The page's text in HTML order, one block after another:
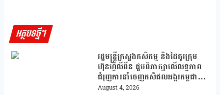
អត្ថបទថ្មីៗ
រដ្ឋមន្រ្តីក្រសួងកសិកម្ម និងដៃគូរក្រុម
ហ៊ុនហ្វីលីពីន ជួបពិភាក្សាលើលទ្ធភាព
ជំរុញការនាំចេញកសិផលអង្ករកម្ពុជា
ចូលទីផ្សារហ្វីលីពីន
August 4, 2026